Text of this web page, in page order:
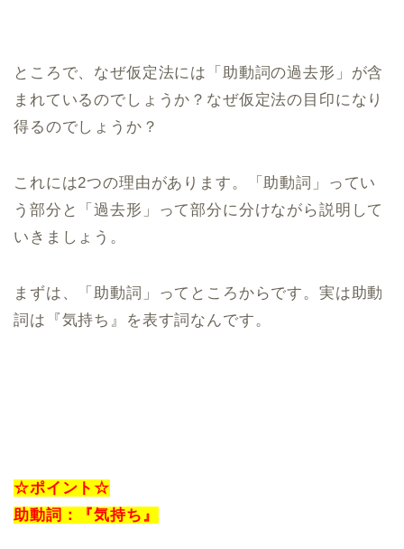
ところで、なぜ仮定法には「助動詞の過去形」が含
まれているのでしょうか？なぜ仮定法の目印になり
得るのでしょうか？
これには2つの理由があります。「助動詞」ってい
う部分と「過去形」って部分に分けながら説明して
いきましょう。
まずは、「助動詞」ってところからです。実は助動
詞は『気持ち』を表す詞なんです。
☆ポイント☆
助動詞：『気持ち』